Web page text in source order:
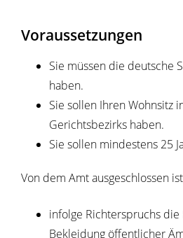
Voraussetzungen
Sie müssen die deutsche
haben.
Sie sollen Ihren Wohnsitz
Gerichtsbezirks haben.
Sie sollen mindestens 25
Von dem Amt ausgeschlossen
infolge Richterspruchs die
Bekleidung öffentlicher